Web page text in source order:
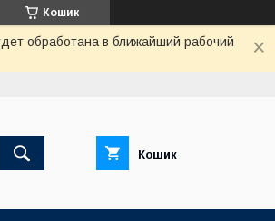
Кошик
обработана в ближайший рабочий
Кошик